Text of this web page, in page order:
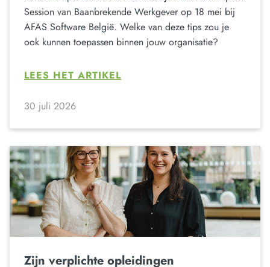
Session van Baanbrekende Werkgever op 18 mei bij
AFAS Software België. Welke van deze tips zou je
ook kunnen toepassen binnen jouw organisatie?
LEES HET ARTIKEL
30 juli 2026
Zijn verplichte opleidingen